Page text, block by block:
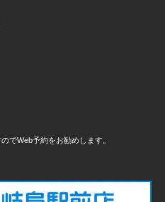
でWeb予約をお勧めします。